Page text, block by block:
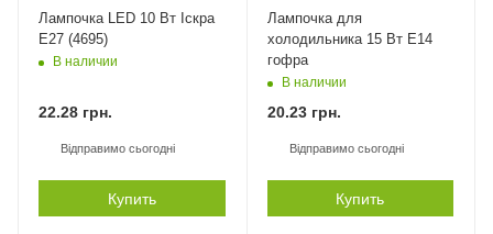
Лампочка LED 10 Вт Іскра
E27 (4695)
В наличии
22.28 грн.
Відправимо сьогодні
Купить
Лампочка для
холодильника 15 Вт Е14
гофра
В наличии
20.23грн.
Відправимо сьогодні
Купить